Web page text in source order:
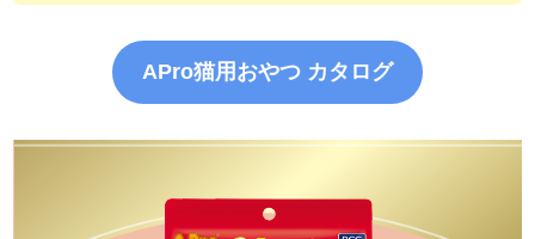
APro猫用おやつ カタログ